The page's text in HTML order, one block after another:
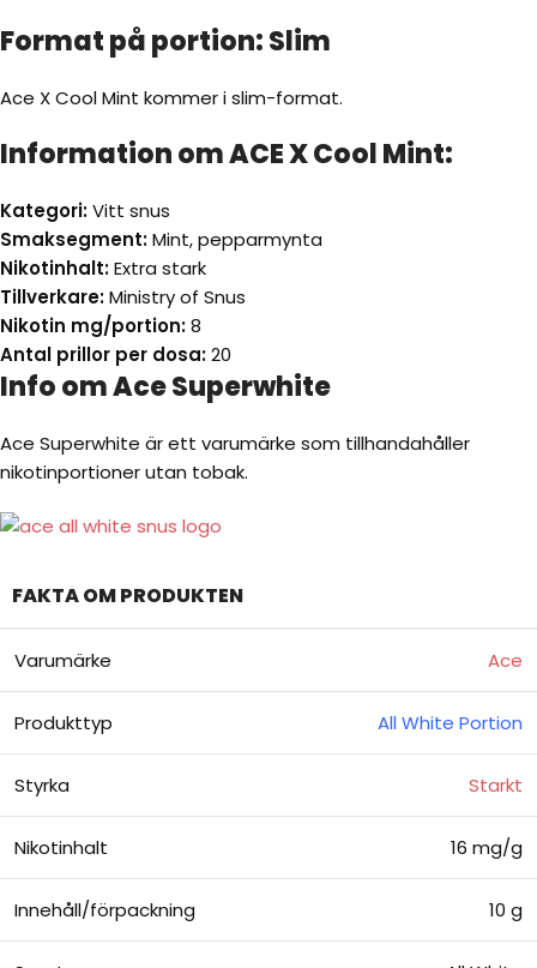
Format på portion: Slim
Ace X Cool Mint kommer i slim-format.
Information om ACE X Cool Mint:
Kategori:Vitt snus
Smaksegment:Mint, pepparmynta
Nikotinhalt:Extra stark
Tillverkare:Ministry of Snus
Nikotin mg/portion:8
Antal prillor per dosa:20
Info om Ace Superwhite
Ace Superwhite är ett varumärke som tillhandahåller
nikotinportioner utan tobak.
FAKTA OM PRODUKTEN
Varumärke Ace
Produkttyp All White Portion
Styrka Starkt
Nikotinhalt 16 mg/g
Innehåll/förpackning 10 g